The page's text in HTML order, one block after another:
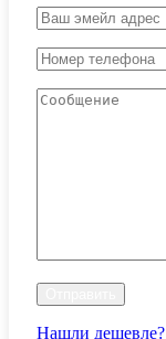
Chasing
Нашли дешевле?